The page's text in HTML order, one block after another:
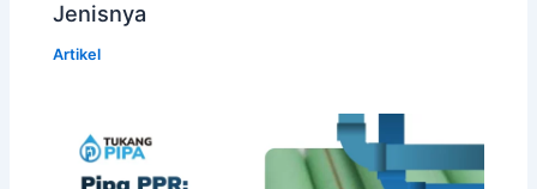
Jenisnya
Artikel